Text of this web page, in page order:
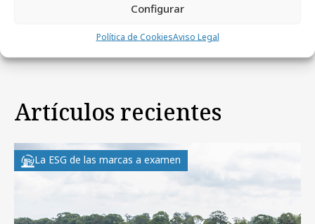
Configurar
Política de CookiesAviso Legal
narrativa sostenible
Artículos recientes
La ESG de las marcas a examen